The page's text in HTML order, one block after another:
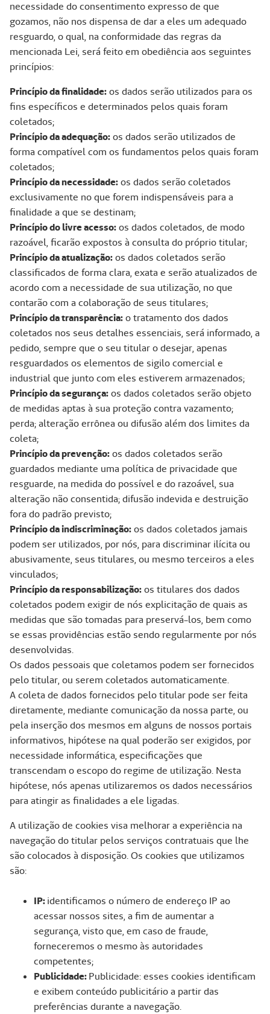
necessidade do consentimento expresso de que
gozamos, não nos dispensa de dar a eles um adequado
resguardo, o qual, na conformidade das regras da
mencionada Lei, será feito em obediência aos seguintes
princípios:
Princípio da finalidade:os dados serão utilizados para os
fins específicos e determinados pelos quais foram
coletados;
Princípio da adequação:os dados serão utilizados de
forma compatível com os fundamentos pelos quais foram
coletados;
Princípio da necessidade:os dados serão coletados
exclusivamente no que forem indispensáveis para a
finalidade a que se destinam;
Princípio do livre acesso:os dados coletados, de modo
razoável, ficarão expostos à consulta do próprio titular;
Princípio da atualização:os dados coletados serão
classificados de forma clara, exata e serão atualizados de
acordo com a necessidade de sua utilização, no que
contarão com a colaboração de seus titulares;
Princípio da transparência:o tratamento dos dados
coletados nos seus detalhes essenciais, será informado, a
pedido, sempre que o seu titular o desejar, apenas
resguardados os elementos de sigilo comercial e
industrial que junto com eles estiverem armazenados;
Princípio da segurança:os dados coletados serão objeto
de medidas aptas à sua proteção contra vazamento;
perda; alteração errônea ou difusão além dos limites da
coleta;
Princípio da prevenção:os dados coletados serão
guardados mediante uma política de privacidade que
resguarde, na medida do possível e do razoável, sua
alteração não consentida; difusão indevida e destruição
fora do padrão previsto;
Princípio da indiscriminação:os dados coletados jamais
podem ser utilizados, por nós, para discriminar ilícita ou
abusivamente, seus titulares, ou mesmo terceiros a eles
vinculados;
Princípio da responsabilização:os titulares dos dados
coletados podem exigir de nós explicitação de quais as
medidas que são tomadas para preservá-los, bem como
se essas providências estão sendo regularmente por nós
desenvolvidas.
Os dados pessoais que coletamos podem ser fornecidos
pelo titular, ou serem coletados automaticamente.
A coleta de dados fornecidos pelo titular pode ser feita
diretamente, mediante comunicação da nossa parte, ou
pela inserção dos mesmos em alguns de nossos portais
informativos, hipótese na qual poderão ser exigidos, por
necessidade informática, especificações que
transcendam o escopo do regime de utilização. Nesta
hipótese, nós apenas utilizaremos os dados necessários
para atingir as finalidades a ele ligadas.
A utilização de cookies visa melhorar a experiência na
navegação do titular pelos serviços contratuais que lhe
são colocados à disposição. Os cookies que utilizamos
são:
IP:identificamos o número de endereço IP ao
acessar nossos sites, a fim de aumentar a
segurança, visto que, em caso de fraude,
forneceremos o mesmo às autoridades
competentes;
Publicidade:Publicidade: esses cookies identificam
e exibem conteúdo publicitário a partir das
preferências durante a navegação.